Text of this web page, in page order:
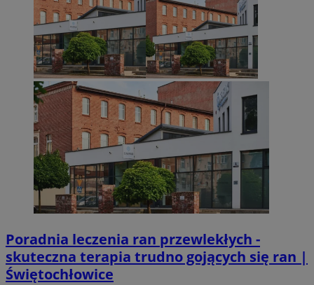
Poradnia leczenia ran przewlekłych -
skuteczna terapia trudno gojących się ran |
Świętochłowice